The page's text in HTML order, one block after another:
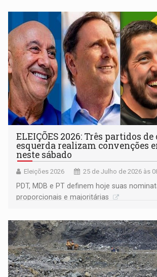
ELEIÇÕES 2026: Três partidos
esquerda realizam convenções
neste sábado
Eleições 2026 25 de Julho de 2026 às
PDT, MDB e PT definem hoje suas
proporcionais e majoritárias